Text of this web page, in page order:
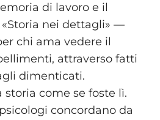
di lavoro e il
«Storia nei dettagli» —
chi ama vedere il
attraverso fatti
dimenticati.
come se foste lì.
concordano da